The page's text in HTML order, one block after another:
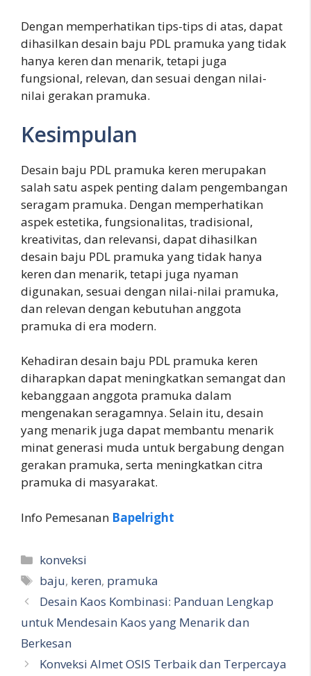
Dengan memperhatikan tips-tips di atas, dapat
dihasilkan desain baju PDL pramuka yang tidak
hanya keren dan menarik, tetapi juga
fungsional, relevan, dan sesuai dengan nilai-
nilai gerakan pramuka.
Kesimpulan
Desain baju PDL pramuka keren merupakan
salah satu aspek penting dalam pengembangan
seragam pramuka. Dengan memperhatikan
aspek estetika, fungsionalitas, tradisional,
kreativitas, dan relevansi, dapat dihasilkan
desain baju PDL pramuka yang tidak hanya
keren dan menarik, tetapi juga nyaman
digunakan, sesuai dengan nilai-nilai pramuka,
dan relevan dengan kebutuhan anggota
pramuka di era modern.
Kehadiran desain baju PDL pramuka keren
diharapkan dapat meningkatkan semangat dan
kebanggaan anggota pramuka dalam
mengenakan seragamnya. Selain itu, desain
yang menarik juga dapat membantu menarik
minat generasi muda untuk bergabung dengan
gerakan pramuka, serta meningkatkan citra
pramuka di masyarakat.
Info Pemesanan Bapelright
Kategori
konveksi
Tag
baju, keren, pramuka
Desain Kaos Kombinasi: Panduan Lengkap
untuk Mendesain Kaos yang Menarik dan
Berkesan
Konveksi Almet OSIS Terbaik dan Terpercaya